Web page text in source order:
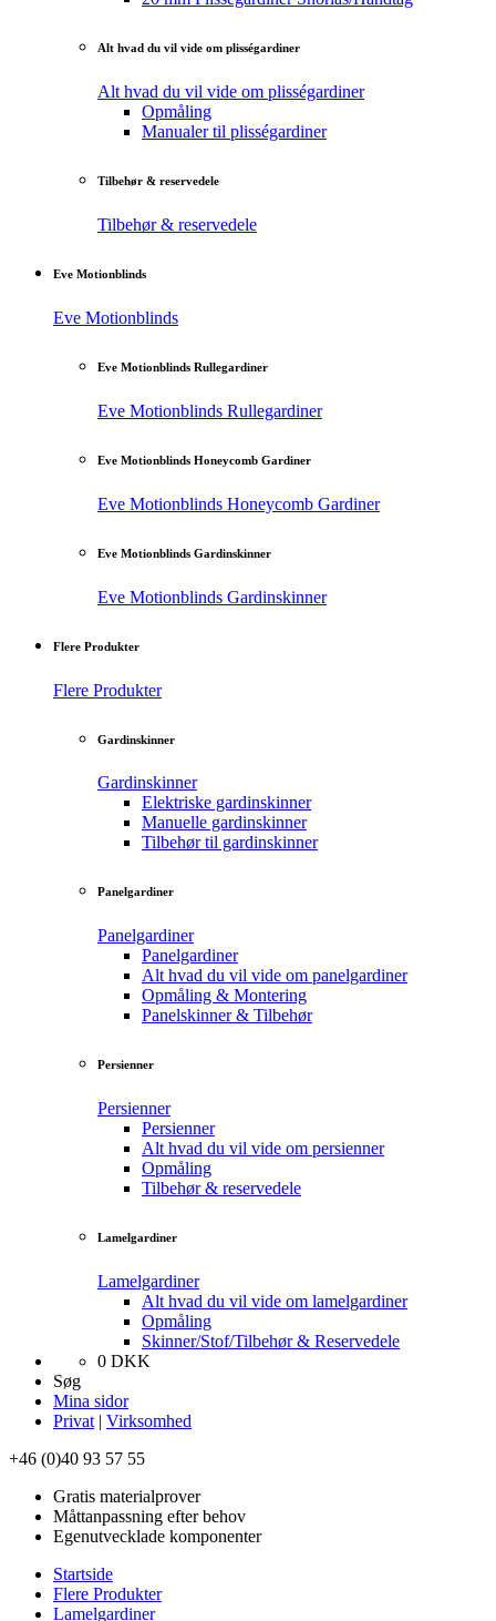
Alt hvad du vil vide om plisségardiner
Alt hvad du vil vide om plisségardiner
Opmåling
Manualer til plisségardiner
Tilbehør & reservedele
Tilbehør & reservedele
Eve Motionblinds
Eve Motionblinds
Eve Motionblinds Rullegardiner
Eve Motionblinds Rullegardiner
Eve Motionblinds Honeycomb Gardiner
Eve Motionblinds Honeycomb Gardiner
Eve Motionblinds Gardinskinner
Eve Motionblinds Gardinskinner
Flere Produkter
Flere Produkter
Gardinskinner
Gardinskinner
Elektriske gardinskinner
Manuelle gardinskinner
Tilbehør til gardinskinner
Panelgardiner
Panelgardiner
Panelgardiner
Alt hvad du vil vide om panelgardiner
Opmåling & Montering
Panelskinner & Tilbehør
Persienner
Persienner
Persienner
Alt hvad du vil vide om persienner
Opmåling
Tilbehør & reservedele
Lamelgardiner
Lamelgardiner
Alt hvad du vil vide om lamelgardiner
Opmåling
Skinner/Stof/Tilbehør & Reservedele
0 DKK
Søg
Mina sidor
Privat | Virksomhed
+46 (0)40 93 57 55
Gratis materialprover
Måttanpassning efter behov
Egenutvecklade komponenter
Startside
Flere Produkter
Lamelgardiner